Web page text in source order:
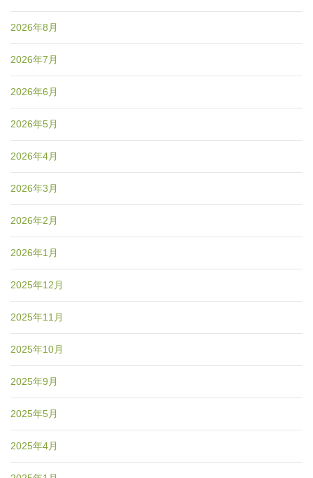
2026年8月
2026年7月
2026年6月
2026年5月
2026年4月
2026年3月
2026年2月
2026年1月
2025年12月
2025年11月
2025年10月
2025年9月
2025年5月
2025年4月